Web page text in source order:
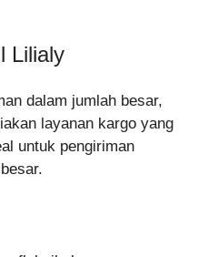
Lilialy
dalam jumlah besar,
layanan kargo yang
untuk pengiriman